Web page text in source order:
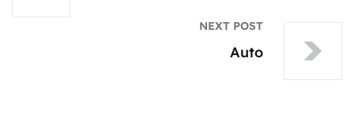
NEXT POST
Auto